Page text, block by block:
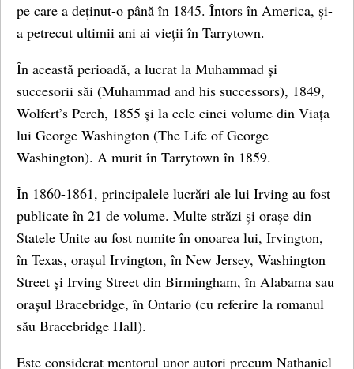
pe care a deținut-o până în 1845. Întors în America, și-
a petrecut ultimii ani ai vieții în Tarrytown.
În această perioadă, a lucrat la Muhammad și
succesorii săi (Muhammad and his successors), 1849,
Wolfert’s Perch, 1855 și la cele cinci volume din Viața
lui George Washington (The Life of George
Washington). A murit în Tarrytown în 1859.
În 1860-1861, principalele lucrări ale lui Irving au fost
publicate în 21 de volume. Multe străzi și orașe din
Statele Unite au fost numite în onoarea lui, Irvington,
în Texas, orașul Irvington, în New Jersey, Washington
Street și Irving Street din Birmingham, în Alabama sau
orașul Bracebridge, în Ontario (cu referire la romanul
său Bracebridge Hall).
Este considerat mentorul unor autori precum Nathaniel